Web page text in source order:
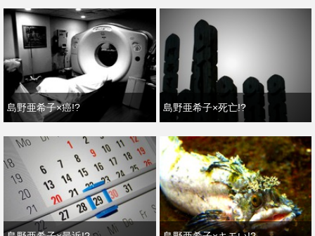
島野亜希子×癌!? 島野亜希子×死亡!?